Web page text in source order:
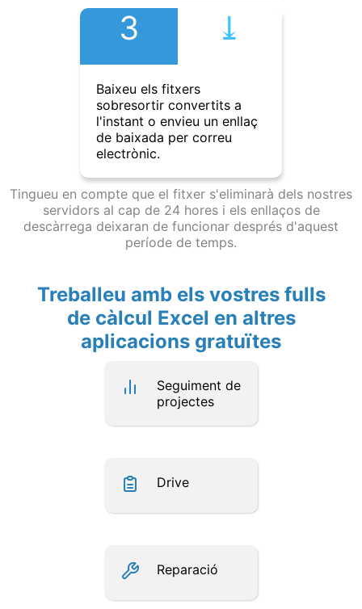
3 ⤓︎
Baixeu els fitxers
sobresortir convertits a
l'instant o envieu un enllaç
de baixada per correu
electrònic.
Tingueu en compte que el fitxer s'eliminarà dels nostres
servidors al cap de 24 hores i els enllaços de
descàrrega deixaran de funcionar després d'aquest
període de temps.
Treballeu amb els vostres fulls
de càlcul Excel en altres
aplicacions gratuïtes
Seguiment de
projectes
Drive
Reparació